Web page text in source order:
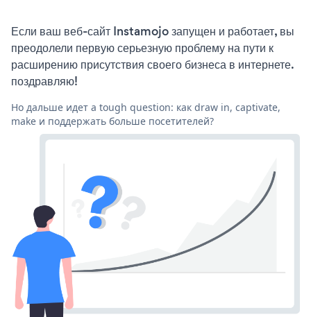
Если ваш веб-сайт Instamojo запущен и работает, вы
преодолели первую серьезную проблему на пути к
расширению присутствия своего бизнеса в интернете.
поздравляю!
Но дальше идет a tough question: как draw in, captivate,
make и поддержать больше посетителей?